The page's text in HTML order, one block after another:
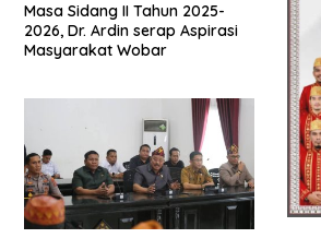
Masa Sidang II Tahun 2025-
2026, Dr. Ardin serap Aspirasi
Masyarakat Wobar